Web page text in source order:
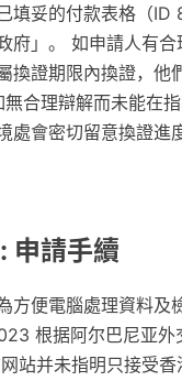
填妥的付款表格（ID
府」。 如申請人有
換證期限內換證，
合理辯解而未能在
處會密切留意換證
申請手續
方便電腦處理資料
根据阿尔巴尼亚
站并未指明只接受